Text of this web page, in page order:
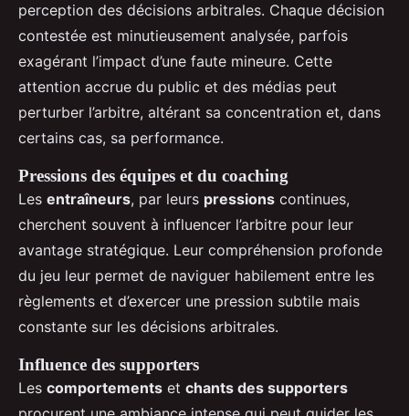
perception des décisions arbitrales. Chaque décision
contestée est minutieusement analysée, parfois
exagérant l’impact d’une faute mineure. Cette
attention accrue du public et des médias peut
perturber l’arbitre, altérant sa concentration et, dans
certains cas, sa performance.
Pressions des équipes et du coaching
Les entraîneurs, par leurs pressions continues,
cherchent souvent à influencer l’arbitre pour leur
avantage stratégique. Leur compréhension profonde
du jeu leur permet de naviguer habilement entre les
règlements et d’exercer une pression subtile mais
constante sur les décisions arbitrales.
Influence des supporters
Les comportements et chants des supporters